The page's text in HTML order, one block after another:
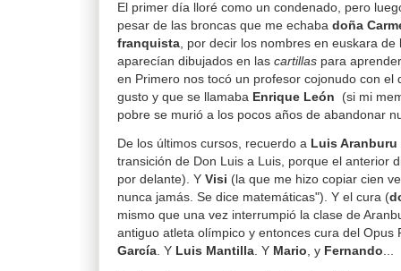
El primer día lloré como un condenado, pero
pesar de las broncas que me echaba doña
franquista, por decir los nombres en euskara de
aparecían dibujados en las cartillas para
en Primero nos tocó un profesor cojonudo con el
gusto y que se llamaba Enrique León (si mi
pobre se murió a los pocos años de abandonar
De los últimos cursos, recuerdo a Luis Aranburu
transición de Don Luis a Luis, porque el anterior
por delante). Y Visi (la que me hizo copiar cien
nunca jamás. Se dice matemáticas"). Y el cura (
mismo que una vez interrumpió la clase de
antiguo atleta olímpico y entonces cura del Opus
García. Y Luis Mantilla. Y Mario, y Fernando...